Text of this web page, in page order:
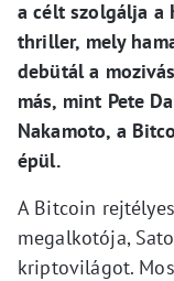
a célt szolgálja a
thriller, mely
debütál a
más, mint Pete
Nakamoto, a
épül.
A Bitcoin
megalkotója,
kriptovilágot.